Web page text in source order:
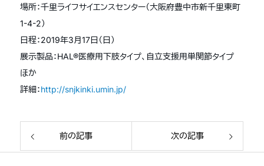
場所：千里ライフサイエンスセンター（大阪府豊中市新千里東町
1-4-2）
日程：2019年3月17日（日）
展示製品：HAL®医療用下肢タイプ、自立支援用単関節タイプ
ほか
詳細：http://snjkinki.umin.jp/
前の記事 次の記事